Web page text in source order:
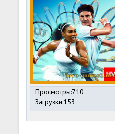
Просмотры:710
Загрузки:153